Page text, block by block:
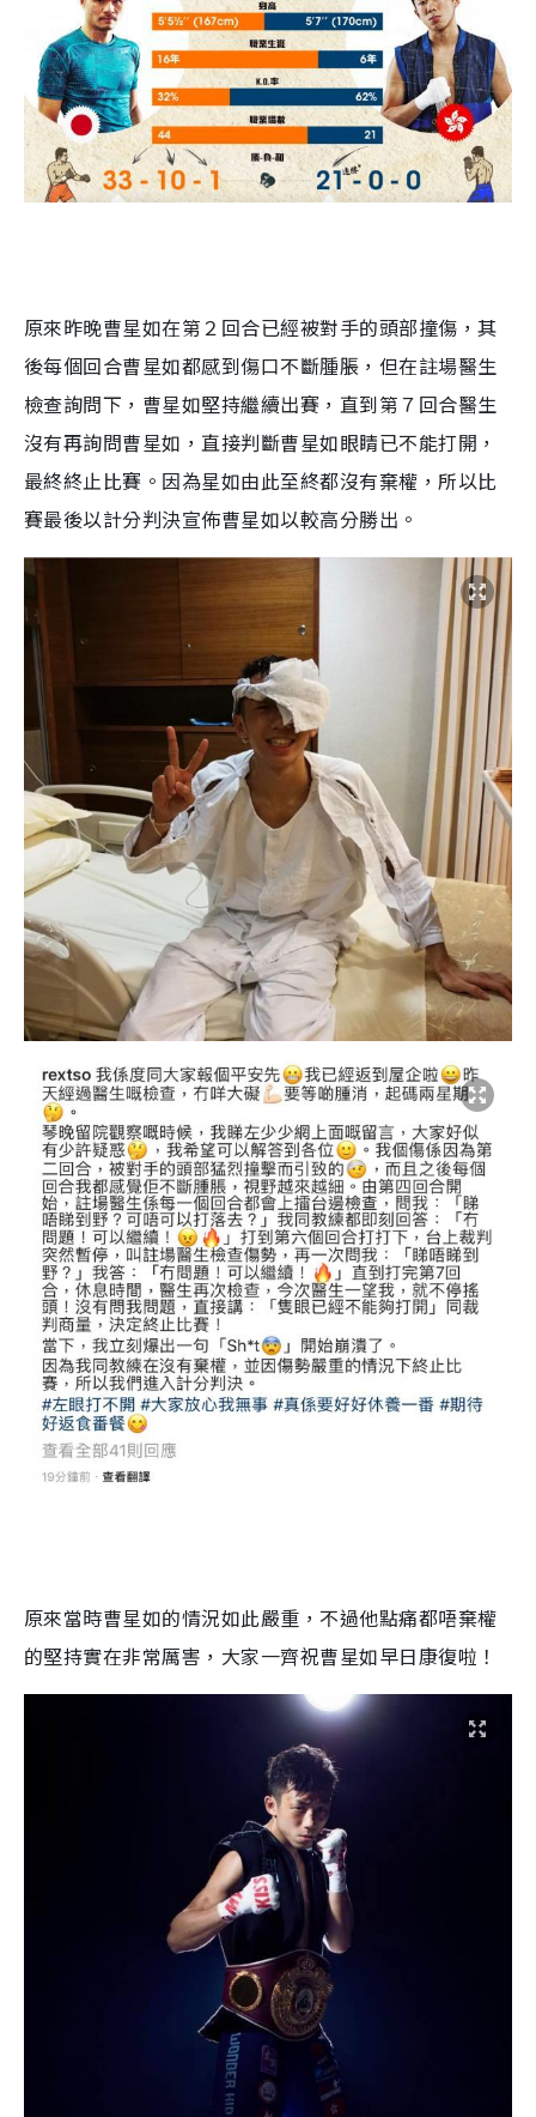
原來昨晚曹星如在第２回合已經被對手的頭部撞傷，其
後每個回合曹星如都感到傷口不斷腫脹，但在註場醫生
檢查詢問下，曹星如堅持繼續出賽，直到第７回合醫生
沒有再詢問曹星如，直接判斷曹星如眼睛已不能打開，
最終終止比賽。因為星如由此至終都沒有棄權，所以比
賽最後以計分判決宣佈曹星如以較高分勝出。
原來當時曹星如的情況如此嚴重，不過他點痛都唔棄權
的堅持實在非常厲害，大家一齊祝曹星如早日康復啦！